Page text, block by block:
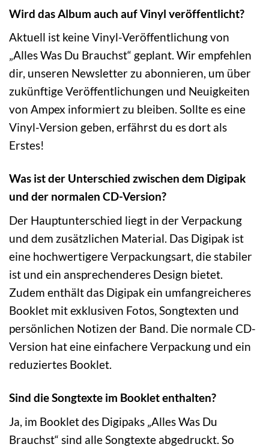
Wird das Album auch auf Vinyl veröffentlicht?
Aktuell ist keine Vinyl-Veröffentlichung von
„Alles Was Du Brauchst“ geplant. Wir empfehlen
dir, unseren Newsletter zu abonnieren, um über
zukünftige Veröffentlichungen und Neuigkeiten
von Ampex informiert zu bleiben. Sollte es eine
Vinyl-Version geben, erfährst du es dort als
Erstes!
Was ist der Unterschied zwischen dem Digipak
und der normalen CD-Version?
Der Hauptunterschied liegt in der Verpackung
und dem zusätzlichen Material. Das Digipak ist
eine hochwertigere Verpackungsart, die stabiler
ist und ein ansprechenderes Design bietet.
Zudem enthält das Digipak ein umfangreicheres
Booklet mit exklusiven Fotos, Songtexten und
persönlichen Notizen der Band. Die normale CD-
Version hat eine einfachere Verpackung und ein
reduziertes Booklet.
Sind die Songtexte im Booklet enthalten?
Ja, im Booklet des Digipaks „Alles Was Du
Brauchst“ sind alle Songtexte abgedruckt. So